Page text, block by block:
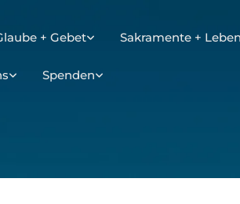
+ Gebet Sakramente +
Spenden